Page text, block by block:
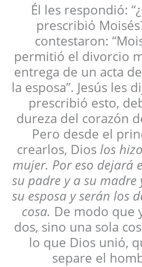
Él les respondió:
prescribió
contestaron:
permitió el divorcio
entrega de un acta
la esposa”. Jesús les
prescribió esto,
dureza del corazón
Pero desde el
crearlos, Dios los
mujer. Por eso dejará
su padre y a su madre
su esposa y serán los
cosa. De modo que
dos, sino una sola
lo que Dios unió,
separe el